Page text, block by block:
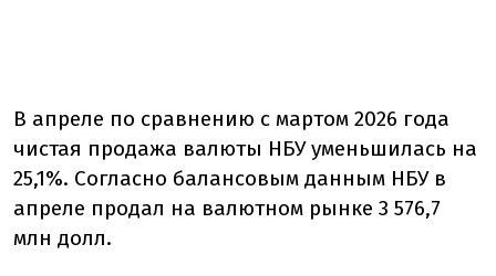
В апреле по сравнению с мартом 2026 года
чистая продажа валюты НБУ уменьшилась на
25,1%. Согласно балансовым данным НБУ в
апреле продал на валютном рынке 3 576,7
млн долл.